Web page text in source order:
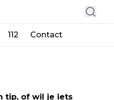
112 Contact
tip, of wil je iets